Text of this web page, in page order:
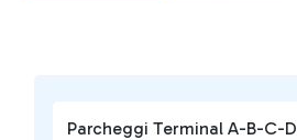
Parcheggi Terminal A-B-C-D